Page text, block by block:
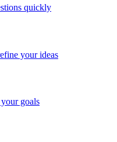
quickly
your ideas
goals